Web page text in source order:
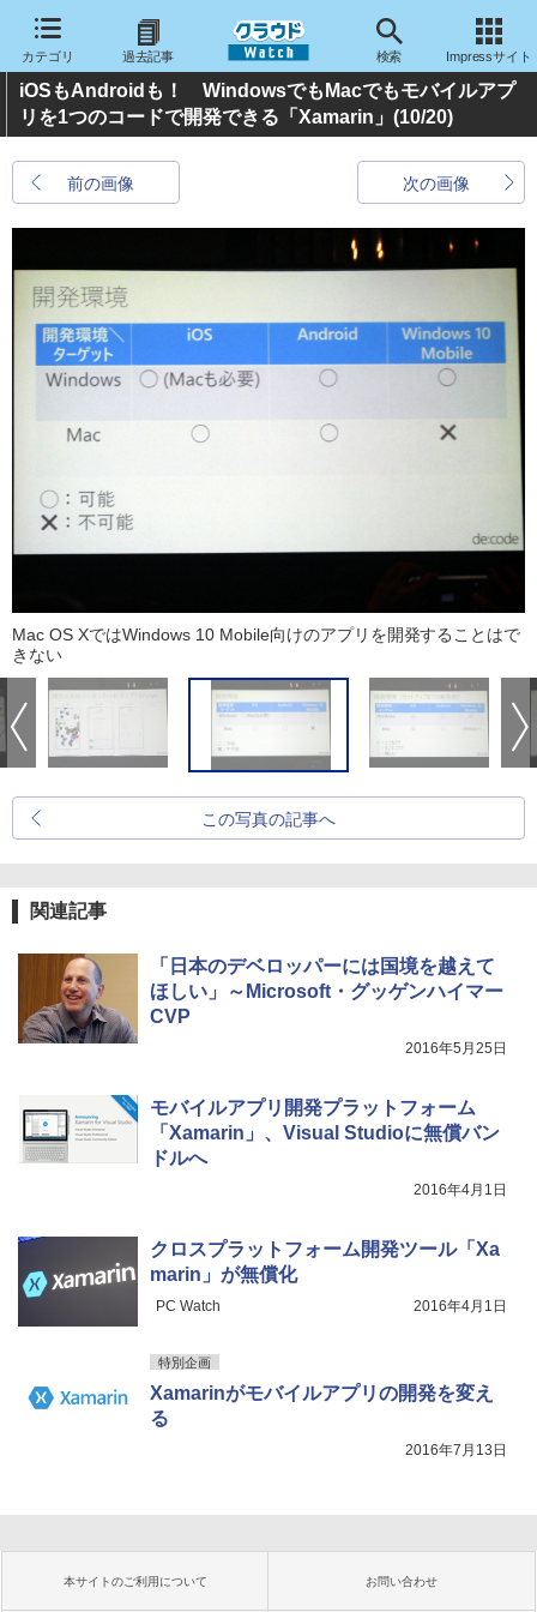
カテゴリ 過去記事 検索 Impressサイト
iOSもAndroidも！ WindowsでもMacでもモバイルアプ
リを1つのコードで開発できる「Xamarin」 (10/20)
前の画像 次の画像
Mac OS XではWindows 10 Mobile向けのアプリを開発することはで
きない
この写真の記事へ
関連記事
「日本のデベロッパーには国境を越えて
ほしい」～Microsoft・グッゲンハイマー
CVP
2016年5月25日
モバイルアプリ開発プラットフォーム
「Xamarin」、Visual Studioに無償バン
ドルへ
2016年4月1日
クロスプラットフォーム開発ツール「Xa
marin」が無償化
PC Watch 2016年4月1日
特別企画
Xamarinがモバイルアプリの開発を変え
る
2016年7月13日
本サイトのご利用について お問い合わせ